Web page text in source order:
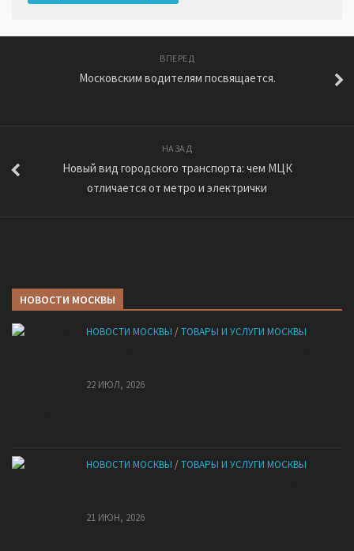
ВПЕРЕД
Московским водителям посвящается.
НАЗАД
Новый вид городского транспорта: чем МЦК
отличается от метро и электрички
НОВОСТИ МОСКВЫ
НОВОСТИ МОСКВЫ /ТОВАРЫ И УСЛУГИ МОСКВЫ
22 ИЮЛ, 2026
НОВОСТИ МОСКВЫ /ТОВАРЫ И УСЛУГИ МОСКВЫ
21 ИЮН, 2026